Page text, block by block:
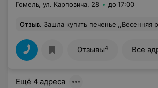
Гомель, ул. Карповича, 28 до 17:00
Отзыв. Зашла купить печенье ,,Весенняя рапсодия" в шоколаде по акции. Вижу лежит на витрине с кужутом по 3.44, стала в очередь. Передо мной стоят весы, один продавец обслуживает покупателей, а другой взвешивает себе печенье "Весенняя рапсодия" в шоколаде без кунжута, которое я там часто покупала по акции за 3.24. И тем не менее я спросила у продавца, есть ли это печенье, которое на витрине без кунжута. Она говорит да, взвешивает и вместо
Отзывы4 Все
Ещё 4 адреса